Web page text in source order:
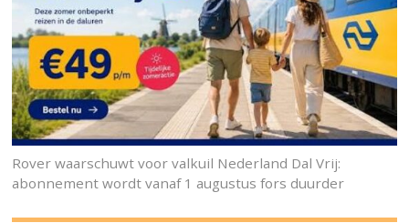
Rover waarschuwt voor valkuil Nederland Dal Vrij:
abonnement wordt vanaf 1 augustus fors duurder